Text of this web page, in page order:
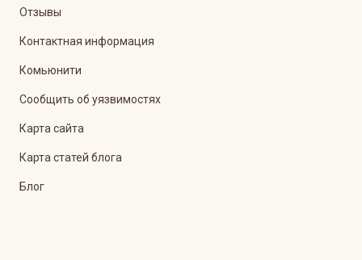
Отзывы
Контактная информация
Комьюнити
Сообщить об уязвимостях
Карта сайта
Карта статей блога
Блог